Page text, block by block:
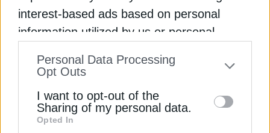
interest-based ads based on personal
information utilized by us or personal
to your opt-out. You may separately opt-out
information by third parties on the IAB’s list
of downstream participants. This
Personal Data Processing
Opt Outs
I want to opt-out of the
Sharing of my personal data.
Opted In
ΔΕΊΤΕ ΕΠΊΣΗΣ